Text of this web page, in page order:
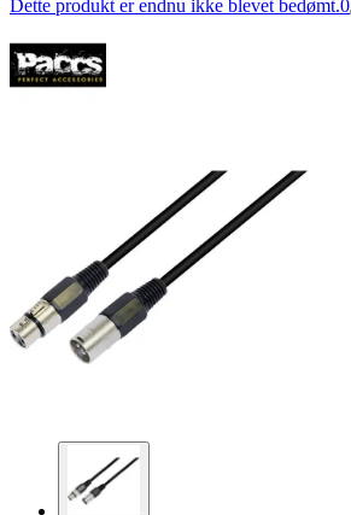
Dette produkt er endnu ikke blevet bedømt.0